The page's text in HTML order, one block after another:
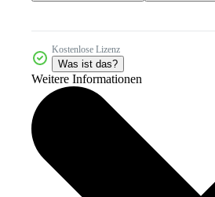
Kostenlose Lizenz
Was ist das?
Weitere Informationen